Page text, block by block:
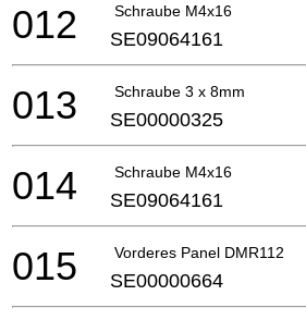
Schraube M4x16
012 SE09064161
Schraube 3 x 8mm
013 SE00000325
Schraube M4x16
014 SE09064161
Vorderes Panel DMR112
015 SE00000664